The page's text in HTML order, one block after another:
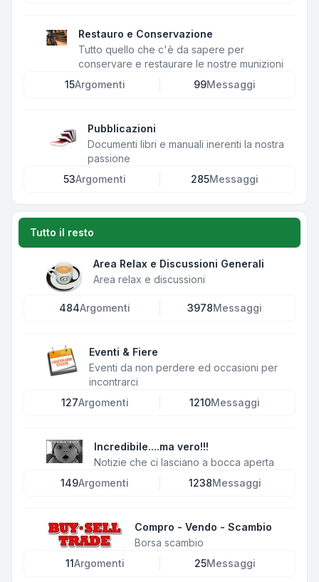
Restauro e Conservazione
Tutto quello che c'è da sapere per
conservare e restaurare le nostre munizioni
15Argomenti 99Messaggi
Pubblicazioni
Documenti libri e manuali inerenti la nostra
passione
53Argomenti 285Messaggi
Tutto il resto
Area Relax e Discussioni Generali
Area relax e discussioni
484Argomenti 3978Messaggi
Eventi & Fiere
Eventi da non perdere ed occasioni per
incontrarci
127Argomenti 1210Messaggi
Incredibile....ma vero!!!
Notizie che ci lasciano a bocca aperta
149Argomenti 1238Messaggi
Compro - Vendo - Scambio
Borsa scambio
11Argomenti 25Messaggi